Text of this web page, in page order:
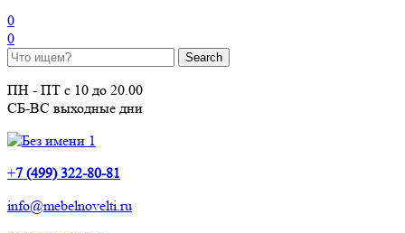
ПН - ПТ с 10 до 20.00
СБ-ВС выходные дни
+7 (499) 322-80-81
info@mebelnovelti.ru